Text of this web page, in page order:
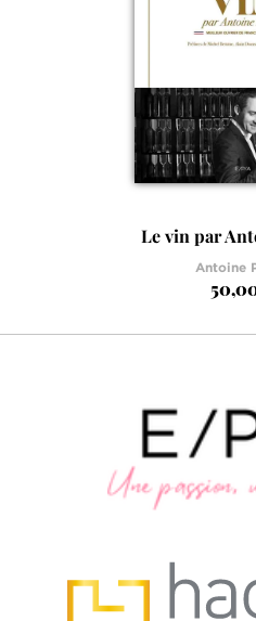
Le vin par
Antoine